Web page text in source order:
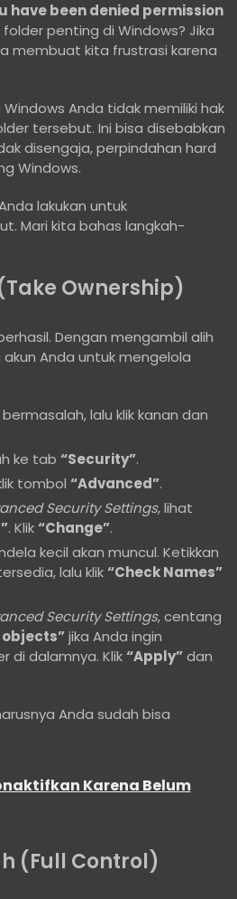
Freelance
Lebih Dikenal
Ahli IT
have been denied permission
penting di Windows? Jika
membuat kita frustrasi karena
Anda tidak memiliki hak
tersebut. Ini bisa disebabkan
disengaja, perpindahan hard
Windows.
lakukan untuk
Mari kita bahas langkah-
Ownership)
Dengan mengambil alih
Anda untuk mengelola
lalu klik kanan dan
ke tab “Security”.
tombol “Advanced”.
Security Settings, lihat
. Klik“Change”.
kecil akan muncul. Ketikkan
lalu klik“Check Names”
Security Settings, centang
jika Anda ingin
di dalamnya. Klik“Apply”dan
Anda sudah bisa
Karena Belum
(Full Control)